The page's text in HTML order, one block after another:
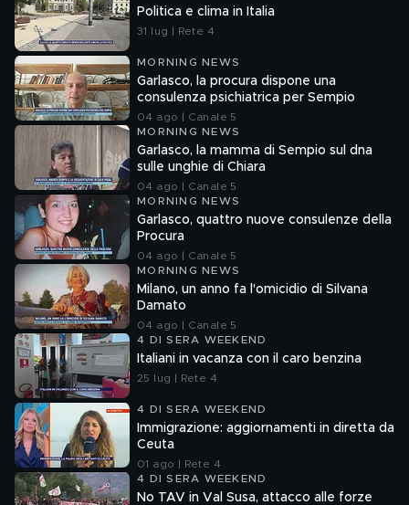
Politica e clima in Italia
31 lug | Rete 4
MORNING NEWS
Garlasco, la procura dispone una
consulenza psichiatrica per Sempio
04 ago | Canale 5
MORNING NEWS
Garlasco, la mamma di Sempio sul dna
sulle unghie di Chiara
04 ago | Canale 5
MORNING NEWS
Garlasco, quattro nuove consulenze della
Procura
04 ago | Canale 5
MORNING NEWS
Milano, un anno fa l'omicidio di Silvana
Damato
04 ago | Canale 5
4 DI SERA WEEKEND
Italiani in vacanza con il caro benzina
25 lug | Rete 4
4 DI SERA WEEKEND
Immigrazione: aggiornamenti in diretta da
Ceuta
01 ago | Rete 4
4 DI SERA WEEKEND
No TAV in Val Susa, attacco alle forze